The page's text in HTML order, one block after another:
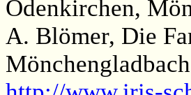
Odenkirchen,
A. Blömer, Die